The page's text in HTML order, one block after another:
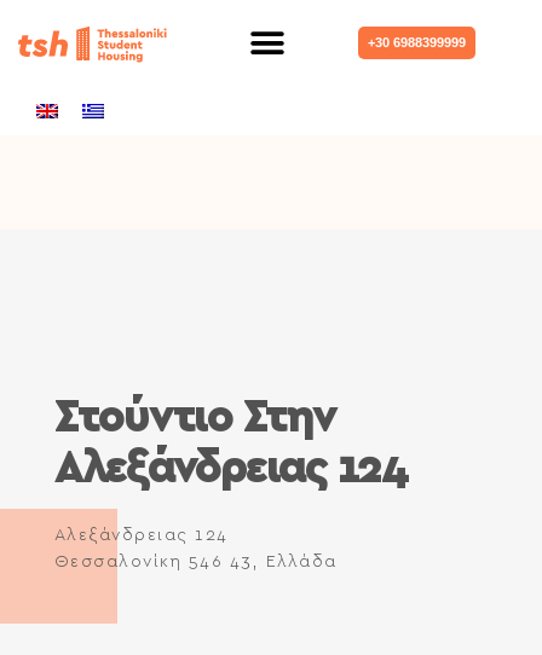
+30 6988399999
Στούντιο Στην
Αλεξάνδρειας 124
Αλεξάνδρειας 124
Θεσσαλονίκη 546 43, Ελλάδα